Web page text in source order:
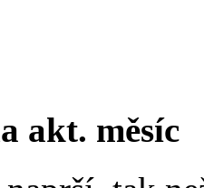
akt. měsíc